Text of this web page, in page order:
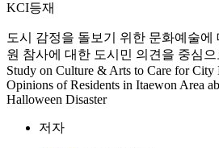
KCI등재
도시 감정을 돌보기 위한 문화예술에
원 참사에 대한 도시민 의견을 중심으
Study on Culture & Arts to Care for City
Opinions of Residents in Itaewon Area
Halloween Disaster
저자